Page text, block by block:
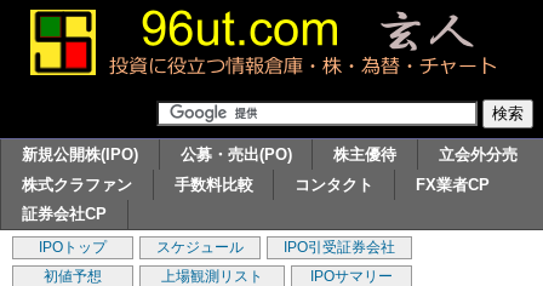
新規公開株(IPO) 公募・売出(PO) 株主優待
立会外分売
株式クラファン
手数料比較 コンタクト
FX業者CP
証券会社CP
IPOトップ スケジュール
IPO引受証券会社
初値予想
上場観測リスト
IPOサマリー